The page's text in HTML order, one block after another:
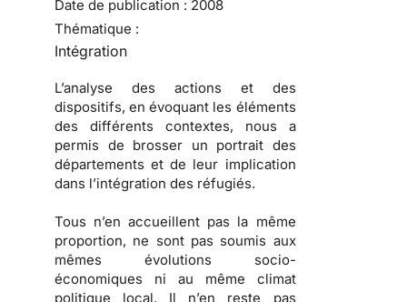
Date de publication : 2008
Thématique :
Intégration
L’analyse des actions et des
dispositifs, en évoquant les éléments
des différents contextes, nous a
permis de brosser un portrait des
départementset de leur implication
dans l’intégration des réfugiés.
Tous n’en accueillent pas la même
proportion, ne sont pas soumis aux
mêmes évolutions socio-
économiques ni au même climat
politique local. Il n’en reste pas